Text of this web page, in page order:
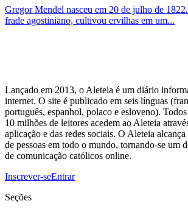
Gregor Mendel nasceu em 20 de julho de
frade agostiniano, cultivou ervilhas em um...
Lançado em 2013, o Aleteia é um diário
internet. O site é publicado em seis línguas
português, espanhol, polaco e esloveno).
10 milhões de leitores acedem ao Aleteia
aplicação e das redes sociais. O Aleteia
de pessoas em todo o mundo, tornando-se um
de comunicação católicos online.
Inscrever-seEntrar
Seções